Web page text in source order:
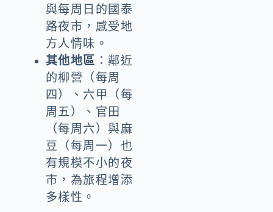
與每周日的國泰
路夜市，感受地
方人情味。
其他地區 ：鄰近
的柳營（每周
四）、六甲（每
周五）、官田
（每周六）與麻
豆（每周一）也
有規模不小的夜
市，為旅程增添
多樣性。